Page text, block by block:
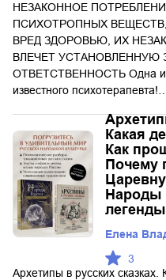
НЕЗАКОННОЕ
ПСИХОТРОПНЫХ
ВРЕД ЗДОРОВЬЮ, ИХ
ВЛЕЧЕТ УСТАНОВЛЕННУЮ
ОТВЕТСТВЕННОСТЬ Одна из
известного психотерапевта!…
Какая
Как
Почему
Народы
Елена
3
Архетипы в русских